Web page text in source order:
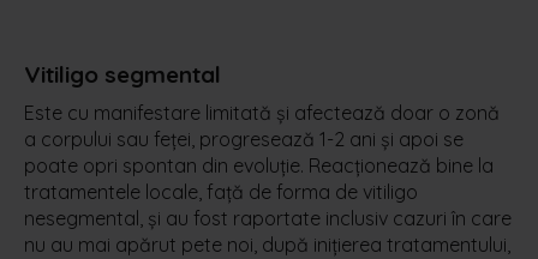
Vitiligo segmental
Este cu manifestare limitată și afectează doar o zonă
a corpului sau feței, progresează 1-2 ani şi apoi se
poate opri spontan din evoluţie. Reacţionează bine la
tratamentele locale, față de forma de vitiligo
nesegmental, și au fost raportate inclusiv cazuri în care
nu au mai apărut pete noi, după inițierea tratamentului,